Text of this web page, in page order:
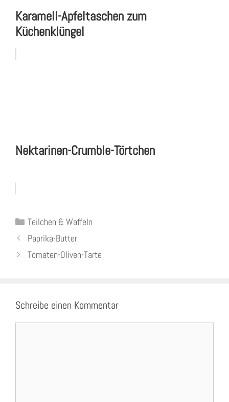
Karamell-Apfeltaschen zum
Küchenklüngel
Nektarinen-Crumble-Törtchen
Kategorien
Teilchen & Waffeln
Paprika-Butter
Tomaten-Oliven-Tarte
Schreibe einen Kommentar